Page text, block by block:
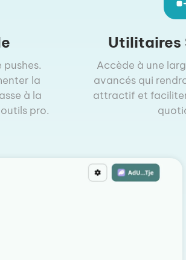
la
à la
pro.
Utilitaires
Accède à une
avancés qui
attractif et